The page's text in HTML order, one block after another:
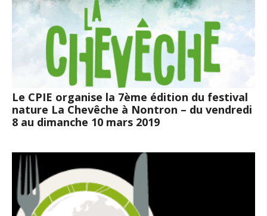
Le CPIE organise la 7ème édition du festival
nature La Chevêche à Nontron – du vendredi
8 au dimanche 10 mars 2019